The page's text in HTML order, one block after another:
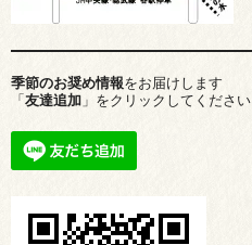
季節のお奨め情報をお届けします
「友達追加 」をクリックしてください